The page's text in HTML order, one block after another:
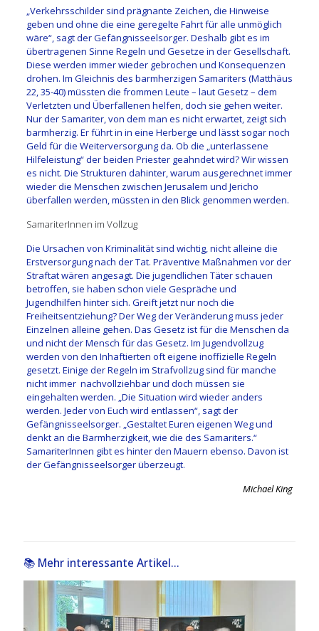
„Verkehrsschilder sind prägnante Zeichen, die Hinweise
geben und ohne die eine geregelte Fahrt für alle unmöglich
wäre“, sagt der Gefängnisseelsorger. Deshalb gibt es im
übertragenen Sinne Regeln und Gesetze in der Gesellschaft.
Diese werden immer wieder gebrochen und Konsequenzen
drohen. Im Gleichnis des barmherzigen Samariters (Matthäus
22, 35-40) müssten die frommen Leute – laut Gesetz – dem
Verletzten und Überfallenen helfen, doch sie gehen weiter.
Nur der Samariter, von dem man es nicht erwartet, zeigt sich
barmherzig. Er führt in in eine Herberge und lässt sogar noch
Geld für die Weiterversorgung da. Ob die „unterlassene
Hilfeleistung“ der beiden Priester geahndet wird? Wir wissen
es nicht. Die Strukturen dahinter, warum ausgerechnet immer
wieder die Menschen zwischen Jerusalem und Jericho
überfallen werden, müssten in den Blick genommen werden.
SamariterInnen im Vollzug
Die Ursachen von Kriminalität sind wichtig, nicht alleine die
Erstversorgung nach der Tat. Präventive Maßnahmen vor der
Straftat wären angesagt. Die jugendlichen Täter schauen
betroffen, sie haben schon viele Gespräche und
Jugendhilfen hinter sich. Greift jetzt nur noch die
Freiheitsentziehung? Der Weg der Veränderung muss jeder
Einzelnen alleine gehen. Das Gesetz ist für die Menschen da
und nicht der Mensch für das Gesetz. Im Jugendvollzug
werden von den Inhaftierten oft eigene inoffizielle Regeln
gesetzt. Einige der Regeln im Strafvollzug sind für manche
nicht immer nachvollziehbar und doch müssen sie
eingehalten werden. „Die Situation wird wieder anders
werden. Jeder von Euch wird entlassen“, sagt der
Gefängnisseelsorger. „Gestaltet Euren eigenen Weg und
denkt an die Barmherzigkeit, wie die des Samariters.“
SamariterInnen gibt es hinter den Mauern ebenso. Davon ist
der Gefängnisseelsorger überzeugt.
Michael King
📚 Mehr interessante Artikel...